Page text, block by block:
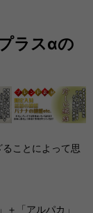
ラスαの
ことによって思
＋「アルパカ」